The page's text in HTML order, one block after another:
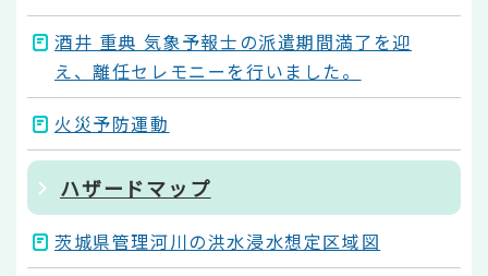
酒井 重典 気象予報士の派遣期間満了を迎
え、離任セレモニーを行いました。
火災予防運動
ハザードマップ
茨城県管理河川の洪水浸水想定区域図